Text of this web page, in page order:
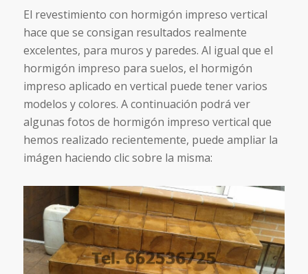
El revestimiento con hormigón impreso vertical
hace que se consigan resultados realmente
excelentes, para muros y paredes. Al igual que el
hormigón impreso para suelos, el hormigón
impreso aplicado en vertical puede tener varios
modelos y colores. A continuación podrá ver
algunas fotos de hormigón impreso vertical que
hemos realizado recientemente, puede ampliar la
imágen haciendo clic sobre la misma: